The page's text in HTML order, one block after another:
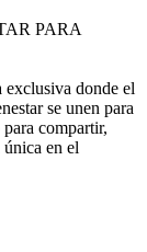
PARA
exclusiva donde el
se unen para
compartir,
en el